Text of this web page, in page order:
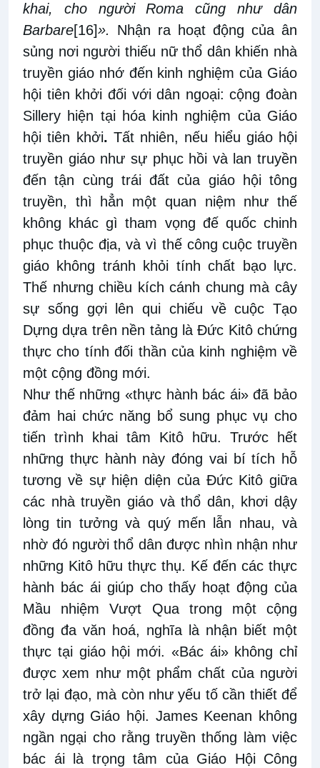
khai, cho người Roma cũng như dân
Barbare[16]». Nhận ra hoạt động của ân
sủng nơi người thiếu nữ thổ dân khiến nhà
truyền giáo nhớ đến kinh nghiệm của Giáo
hội tiên khởi đối với dân ngoại: cộng đoàn
Sillery hiện tại hóa kinh nghiệm của Giáo
hội tiên khởi. Tất nhiên, nếu hiểu giáo hội
truyền giáo như sự phục hồi và lan truyền
đến tận cùng trái đất của giáo hội tông
truyền, thì hẳn một quan niệm như thế
không khác gì tham vọng đế quốc chinh
phục thuộc địa, và vì thế công cuộc truyền
giáo không tránh khỏi tính chất bạo lực.
Thế nhưng chiều kích cánh chung mà cây
sự sống gợi lên qui chiếu về cuộc Tạo
Dựng dựa trên nền tảng là Đức Kitô chứng
thực cho tính đối thần của kinh nghiệm về
một cộng đồng mới.
Như thế những «thực hành bác ái» đã bảo
đảm hai chức năng bổ sung phục vụ cho
tiến trình khai tâm Kitô hữu. Trước hết
những thực hành này đóng vai bí tích hỗ
tương về sự hiện diện của Đức Kitô giữa
các nhà truyền giáo và thổ dân, khơi dậy
lòng tin tưởng và quý mến lẫn nhau, và
nhờ đó người thổ dân được nhìn nhận như
những Kitô hữu thực thụ. Kế đến các thực
hành bác ái giúp cho thấy hoạt động của
Mầu nhiệm Vượt Qua trong một cộng
đồng đa văn hoá, nghĩa là nhận biết một
thực tại giáo hội mới. «Bác ái» không chỉ
được xem như một phẩm chất của người
trở lại đạo, mà còn như yếu tố cần thiết để
xây dựng Giáo hội. James Keenan không
ngần ngại cho rằng truyền thống làm việc
bác ái là trọng tâm của Giáo Hội Công